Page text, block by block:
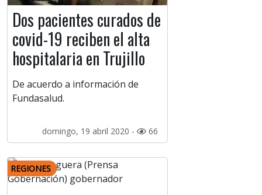
Dos pacientes curados de
covid-19 reciben el alta
hospitalaria en Trujillo
De acuerdo a información de
Fundasalud.
domingo, 19 abril 2020 - 66
REGIONES